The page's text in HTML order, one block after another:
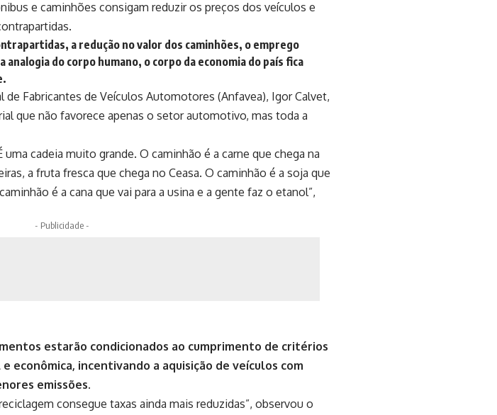
e caminhões consigam reduzir os preços dos veículos e
a redução no valor dos caminhões, o emprego
do corpo humano, o corpo da economia do país fica
de Fabricantes de Veículos Automotores (Anfavea), Igor Calvet,
que não favorece apenas o setor automotivo, mas toda a
cadeia muito grande. O caminhão é a carne que chega na
a fruta fresca que chega no Ceasa. O caminhão é a soja que
é a cana que vai para a usina e a gente faz o etanol”,
- Publicidade -
estarão condicionados ao cumprimento de critérios
econômica, incentivando a aquisição de veículos com
emissões.
consegue taxas ainda mais reduzidas”, observou o